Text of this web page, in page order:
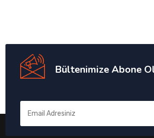
Bültenimize Abone